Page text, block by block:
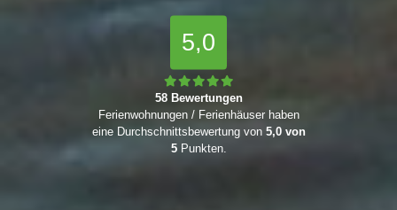
5,0
58 Bewertungen
Ferienwohnungen / Ferienhäuser haben
eine Durchschnittsbewertung von 5,0 von
5Punkten.